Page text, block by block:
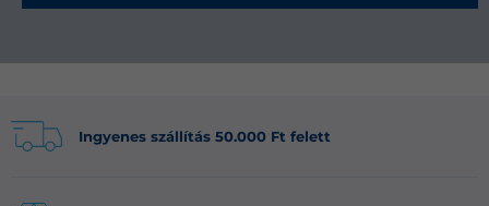
Ingyenes szállítás 50.000 Ft felett